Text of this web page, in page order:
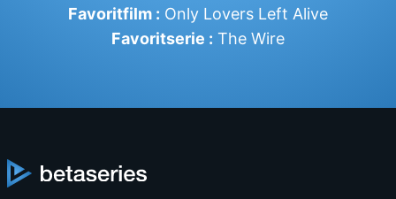
Favoritfilm : Only Lovers Left Alive
Favoritserie : The Wire